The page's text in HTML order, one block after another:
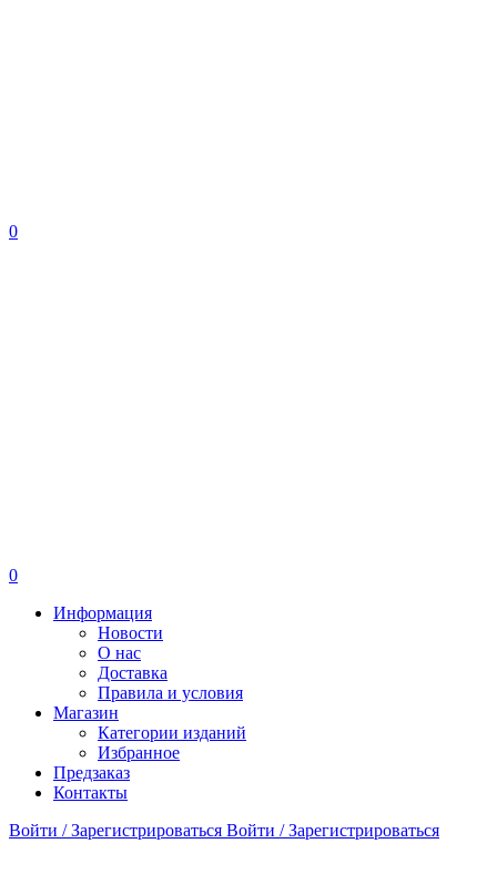
0
0
Информация
Новости
О нас
Доставка
Правила и условия
Магазин
Категории изданий
Избранное
Предзаказ
Контакты
Войти / Зарегистрироваться Войти / Зарегистрироваться